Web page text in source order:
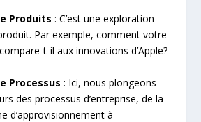
Produits : C’est une exploration
Par exemple, comment votre
t-il aux innovations d’Apple?
Processus : Ici, nous plongeons
des processus d’entreprise, de la
d’approvisionnement à